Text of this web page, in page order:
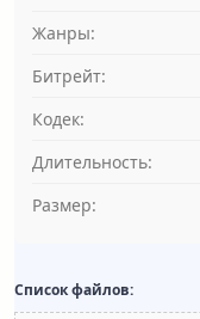
Жанры:
Битрейт:
Кодек:
Длительность:
Размер:
Список файлов: